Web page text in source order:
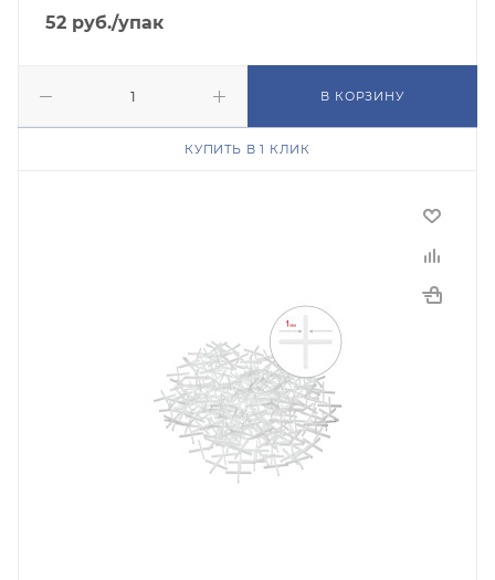
52 руб./упак
В КОРЗИНУ
КУПИТЬ В 1 КЛИК